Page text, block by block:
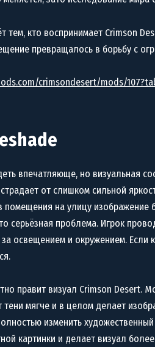
тем, кто воспринимает Crimson
превращалось в борьбу с
crimsondesert/mods/
впечатляюще, но визуальная
от слишком сильной
помещения на улицу изображение
серьёзная проблема. Игрок
освещением и окружением. Если
правит визуал Crimson Desert.
тени мягче и в целом делает
изменить
картинки и делает визуал